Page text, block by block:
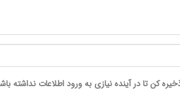
کن تا در آینده نیازی به ورود اطلاعات نداشته